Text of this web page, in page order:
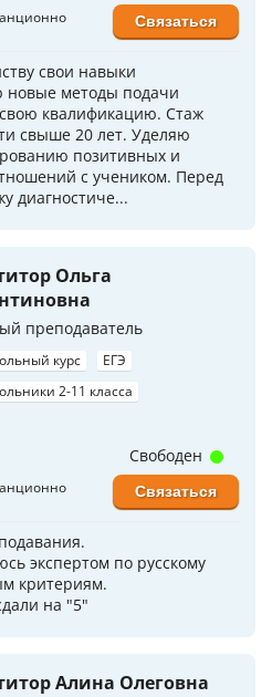
свои навыки
новые методы подачи
квалификацию. Стаж
свыше 20 лет. Уделяю
позитивных и
с учеником. Перед
диагностиче...
Связаться
Ольга
преподаватель
курс
ЕГЭ
2-11 класса
экспертом по русскому
критериям.
на "5"
Свободен
Связаться
Алина Олеговна